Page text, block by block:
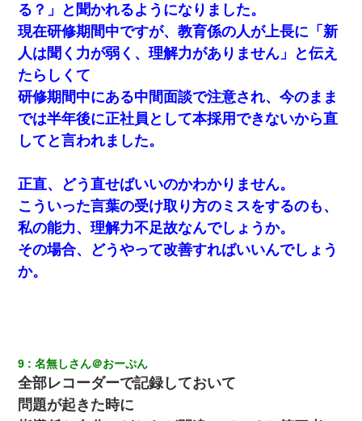
ケーキバイキングにいた単独の50くらいのオッサン、強烈
だった。
ずっとニートだと思ってた同居の義弟が投資で旦那より稼
いでるとか知らなかった…
我が家のガレージに見知らぬ車。俺「もしもし、玄関にも
シャッターリモコンあるだろ？DOWNのボタン押してｗ」
→ 待つこと１時間弱・・・
新築の家で。クラクラするくらいの「白粉の匂い」が鼻に
つくも嫁＆娘「そんな匂いしない…」ある日、友人奥「素
敵なアンティークですね！」俺（！？）
【唖然】帰宅したら旦那のスポーツカーが消えていた。警
察『目立つし、すぐ見つかるかもしれません』→ 数時間
後・・警察『××さんご存じですか？』
【クズ】昔、兄がお見合いして「ブスすぎｗｗｗ」と断っ
た女性が、兄の同級生と結婚。それを知った兄は荒れ狂
い、｢嫁さん、俺のお古ですが気分はどう？」とメールを送
った→
る？」と聞かれるようになりました。
現在研修期間中ですが、教育係の人が上長に「新
人は聞く力が弱く、理解力がありません」と伝え
たらしくて
研修期間中にある中間面談で注意され、今のまま
では半年後に正社員として本採用できないから直
してと言われました。
正直、どう直せばいいのかわかりません。
こういった言葉の受け取り方のミスをするのも、
私の能力、理解力不足故なんでしょうか。
その場合、どうやって改善すればいいんでしょう
か。
9 名無しさん＠おーぷん
全部レコーダーで記録しておいて
問題が起きた時に